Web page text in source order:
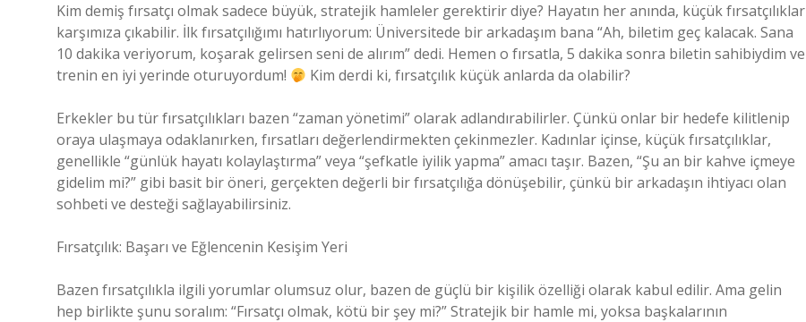
Kim demiş fırsatçı olmak sadece büyük, stratejik hamleler gerektirir diye? Hayatın her anında, küçük fırsatçılıklar
karşımıza çıkabilir. İlk fırsatçılığımı hatırlıyorum: Üniversitede bir arkadaşım bana “Ah, biletim geç kalacak. Sana
10 dakika veriyorum, koşarak gelirsen seni de alırım” dedi. Hemen o fırsatla, 5 dakika sonra biletin sahibiydim ve
trenin en iyi yerinde oturuyordum!
Kim derdi ki, fırsatçılık küçük anlarda da olabilir?
Erkekler bu tür fırsatçılıkları bazen “zaman yönetimi” olarak adlandırabilirler. Çünkü onlar bir hedefe kilitlenip
oraya ulaşmaya odaklanırken, fırsatları değerlendirmekten çekinmezler. Kadınlar içinse, küçük fırsatçılıklar,
genellikle “günlük hayatı kolaylaştırma” veya “şefkatle iyilik yapma” amacı taşır. Bazen, “Şu an bir kahve içmeye
gidelim mi?” gibi basit bir öneri, gerçekten değerli bir fırsatçılığa dönüşebilir, çünkü bir arkadaşın ihtiyacı olan
sohbeti ve desteği sağlayabilirsiniz.
Fırsatçılık: Başarı ve Eğlencenin Kesişim Yeri
Bazen fırsatçılıkla ilgili yorumlar olumsuz olur, bazen de güçlü bir kişilik özelliği olarak kabul edilir. Ama gelin
hep birlikte şunu soralım: “Fırsatçı olmak, kötü bir şey mi?” Stratejik bir hamle mi, yoksa başkalarının